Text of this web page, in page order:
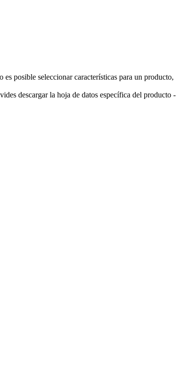
posible seleccionar características para un producto,
descargar la hoja de datos específica del producto -